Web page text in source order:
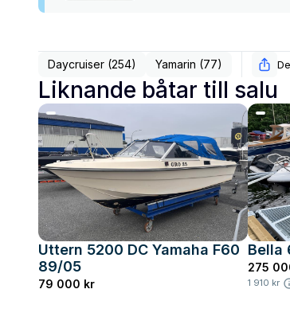
Daycruiser (254) Yamarin (77)
Liknande båtar till salu
Uttern 5200 DC Yamaha F60
89/05
79 000 kr
Bella
275
1 910 kr